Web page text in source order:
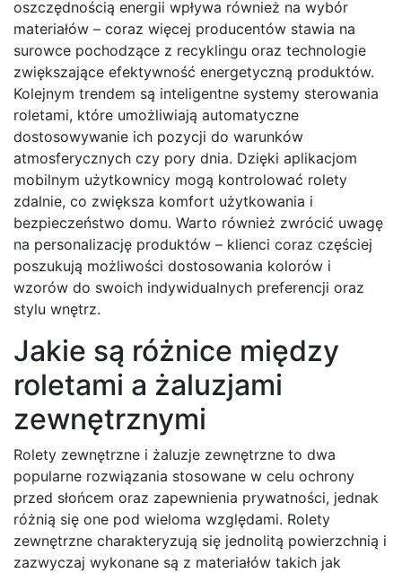
oszczędnością energii wpływa również na wybór
materiałów – coraz więcej producentów stawia na
surowce pochodzące z recyklingu oraz technologie
zwiększające efektywność energetyczną produktów.
Kolejnym trendem są inteligentne systemy sterowania
roletami, które umożliwiają automatyczne
dostosowywanie ich pozycji do warunków
atmosferycznych czy pory dnia. Dzięki aplikacjom
mobilnym użytkownicy mogą kontrolować rolety
zdalnie, co zwiększa komfort użytkowania i
bezpieczeństwo domu. Warto również zwrócić uwagę
na personalizację produktów – klienci coraz częściej
poszukują możliwości dostosowania kolorów i
wzorów do swoich indywidualnych preferencji oraz
stylu wnętrz.
Jakie są różnice między
roletami a żaluzjami
zewnętrznymi
Rolety zewnętrzne i żaluzje zewnętrzne to dwa
popularne rozwiązania stosowane w celu ochrony
przed słońcem oraz zapewnienia prywatności, jednak
różnią się one pod wieloma względami. Rolety
zewnętrzne charakteryzują się jednolitą powierzchnią i
zazwyczaj wykonane są z materiałów takich jak